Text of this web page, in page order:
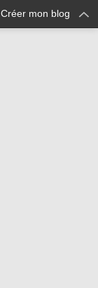
Créer mon blog